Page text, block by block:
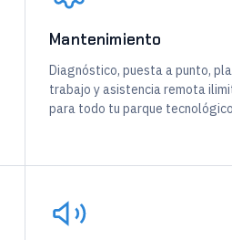
Mantenimiento
Diagnóstico, puesta a punto,
trabajo y asistencia remota
para todo tu parque